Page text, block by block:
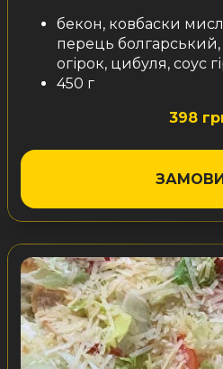
бекон, ковбаски
перець
огірок, цибуля, соус
450 г
398